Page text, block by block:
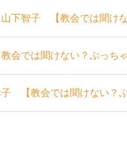
下智子 【教会では聞けな
では聞けない？ぶっちゃ
【教会では聞けない？ぶ